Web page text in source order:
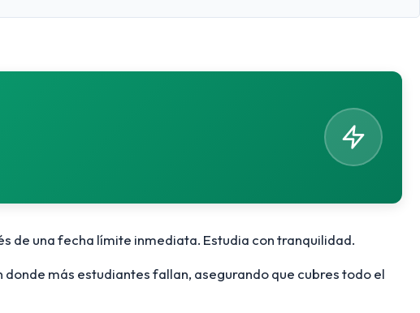
de una fecha límite inmediata. Estudia con tranquilidad.
más estudiantes fallan, asegurando que cubres todo el